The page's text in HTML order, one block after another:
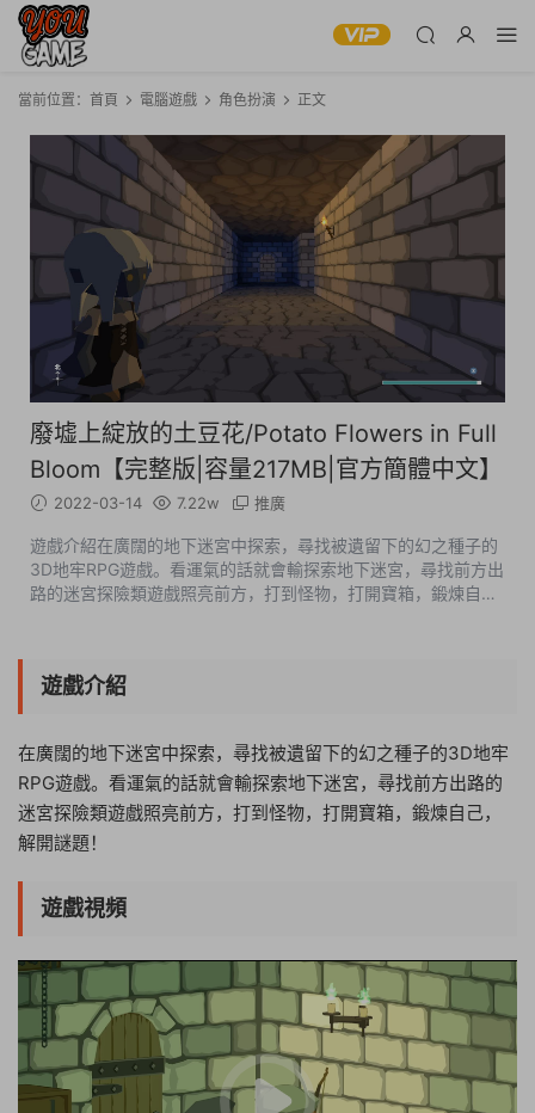
當前位置： 首頁 電腦遊戲 角色扮演 正文
廢墟上綻放的土豆花/Potato Flowers in Full
Bloom【完整版|容量217MB|官方簡體中文】
2022-03-14 7.22w 推廣
遊戲介紹在廣闊的地下迷宮中探索，尋找被遺留下的幻之種子的
3D地牢RPG遊戲。看運氣的話就會輸探索地下迷宮，尋找前方出
路的迷宮探險類遊戲照亮前方，打到怪物，打開寶箱，鍛煉自
遊戲介紹
在廣闊的地下迷宮中探索，尋找被遺留下的幻之種子的3D地牢
RPG遊戲。看運氣的話就會輸探索地下迷宮，尋找前方出路的
迷宮探險類遊戲照亮前方，打到怪物，打開寶箱，鍛煉自己，
解開謎題！
遊戲視頻